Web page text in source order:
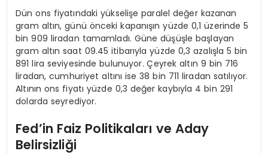
Dün ons fiyatındaki yükselişe paralel değer kazanan
gram altın, günü önceki kapanışın yüzde 0,1 üzerinde 5
bin 909 liradan tamamladı. Güne düşüşle başlayan
gram altın saat 09.45 itibarıyla yüzde 0,3 azalışla 5 bin
891 lira seviyesinde bulunuyor. Çeyrek altın 9 bin 716
liradan, cumhuriyet altını ise 38 bin 711 liradan satılıyor.
Altının ons fiyatı yüzde 0,3 değer kaybıyla 4 bin 291
dolarda seyrediyor.
Fed’in Faiz Politikaları ve Aday
Belirsizliği